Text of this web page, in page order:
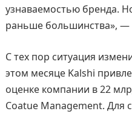
узнаваемостью бренда.
раньше большинства», —
С тех пор ситуация
этом месяце Kalshi
оценке компании в 22
Coatue Management. Для